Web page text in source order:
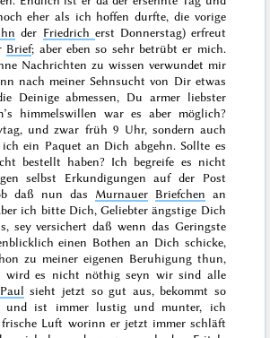
eher als ich hoffen durfte, die vorige
der Friedrich erst Donnerstag) erfreut
Brief; aber eben so sehr betrübt er mich.
Nachrichten zu wissen verwundet mir
nach meiner Sehnsucht von Dir etwas
Deinige abmessen, Du armer liebster
himmelswillen war es aber möglich?
, und zwar früh 9 Uhr, sondern auch
ein Paquet an Dich abgehn. Sollte es
bestellt haben? Ich begreife es nicht
selbst Erkundigungen auf der Post
daß nun das Murnauer Briefchen an
ich bitte Dich, Geliebter ängstige Dich
sey versichert daß wenn das Geringste
einen Bothen an Dich schicke,
zu meiner eigenen Beruhigung thun,
wird es nicht nöthig seyn wir sind alle
Paul sieht jetzt so gut aus, bekommt so
und ist immer lustig und munter, ich
frische Luft worinn er jetzt immer schläft